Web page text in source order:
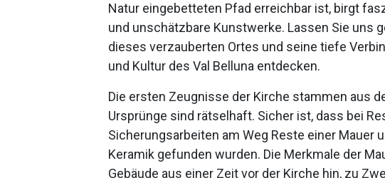
Natur eingebetteten Pfad erreichbar ist, birgt
und unschätzbare Kunstwerke. Lassen Sie uns
dieses verzauberten Ortes und seine tiefe
und Kultur des Val Belluna entdecken.
Die ersten Zeugnisse der Kirche stammen aus
Ursprünge sind rätselhaft. Sicher ist, dass bei
Sicherungsarbeiten am Weg Reste einer Mauer
Keramik gefunden wurden. Die Merkmale der
Gebäude aus einer Zeit vor der Kirche hin, zu